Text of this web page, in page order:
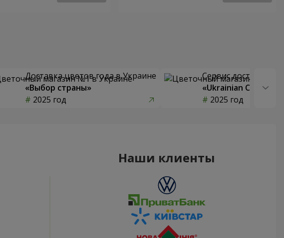
Доставка цветов года в Украине
«Выбор страны»
2025 год
Сервис доставки
«Ukrainian Choice»
2025 год
Наши клиенты